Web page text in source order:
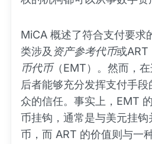
MiCA 概述了符合支付要求
类涉及 资产参考代币或ART
币代币（EMT）。然而，
后者能够充分发挥支付手
众的信任。事实上，EMT
币挂钩，通常是与美元挂
币，而 ART 的价值则与一